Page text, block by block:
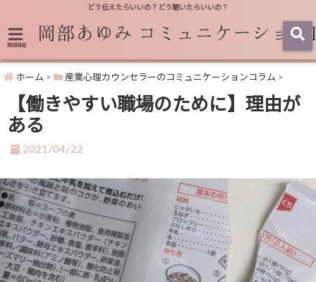
どう伝えたらいいの？どう聴いたらいいの？
menu
ホーム > 産業心理カウンセラーのコミュニケーションコラム >
【働きやすい職場のために】理由が
ある
2021/04/22